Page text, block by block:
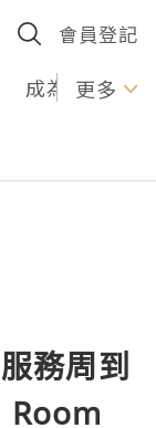
會員登記
成為U更多
務周到
Room